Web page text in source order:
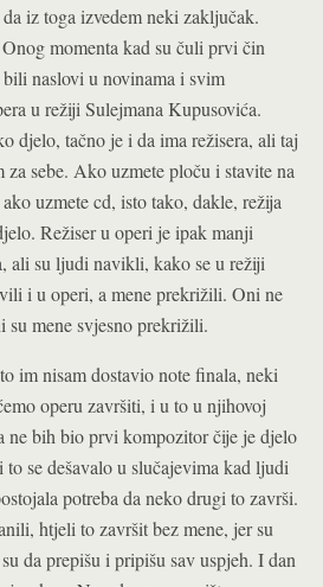
iz toga izvedem neki zaključak.
momenta kad su čuli prvi čin
naslovi u novinama i svim
u režiji Sulejmana Kupusovića.
djelo, tačno je i da ima režisera, ali taj
za sebe. Ako uzmete ploču i stavite na
uzmete cd, isto tako, dakle, režija
Režiser u operi je ipak manji
ali su ljudi navikli, kako se u režiji
i u operi, a mene prekrižili. Oni ne
su mene svjesno prekrižili.
im nisam dostavio note finala, neki
operu završiti, i u to u njihovoj
ne bih bio prvi kompozitor čije je djelo
se dešavalo u slučajevima kad ljudi
potreba da neko drugi to završi.
htjeli to završit bez mene, jer su
da prepišu i pripišu sav uspjeh. I dan